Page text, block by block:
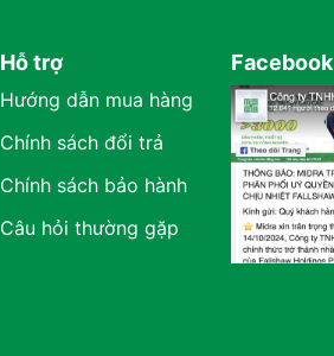
Hỗ trợ
Hướng dẫn mua hàng
Chính sách đổi trả
Chính sách bảo hành
Câu hỏi thường gặp
Facebook